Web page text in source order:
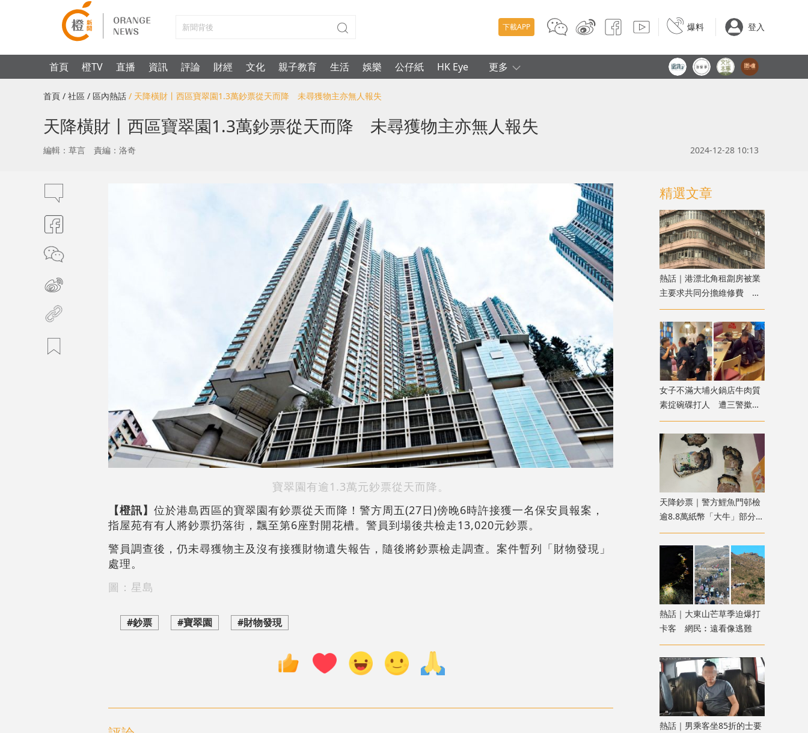
下載APP 爆料 登入
首頁 橙TV 直播 資訊 評論 財經 文化 親子教育 生活 娛樂 公仔紙 HK Eye 更多
首頁 / 社區 / 區內熱話 / 天降橫財丨西區寶翠園1.3萬鈔票從天而降 未尋獲物主亦無人報失
天降橫財丨西區寶翠園1.3萬鈔票從天而降 未尋獲物主亦無人報失
編輯：草言 責編：洛奇 2024-12-28 10:13
寶翠園有逾1.3萬元鈔票從天而降。
【橙訊】 位於港島西區的寶翠園有鈔票從天而降！警方周五(27日)傍晚6時許接獲一名保安員報案，
指屋苑有有人將鈔票扔落街，飄至第6座對開花槽。警員到場後共檢走13,020元鈔票。
警員調查後，仍未尋獲物主及沒有接獲財物遺失報告，隨後將鈔票檢走調查。案件暫列「財物發現」
處理。
圖：星島
#鈔票 #寶翠園 #財物發現
精選文章
熱話｜港漂北角租劏房被業
主要求共同分擔維修費 網
友：待完約後即走
女子不滿大埔火鍋店牛肉質
素掟碗碟打人 遭三警撳地
噴椒制服
天降鈔票｜警方鯉魚門邨檢
逾8.8萬紙幣「大牛」部分被
燒焦 列刑毀案處理
熱話｜大東山芒草季迫爆打
卡客 網民︰遠看像逃難
熱話｜男乘客坐85折的士要